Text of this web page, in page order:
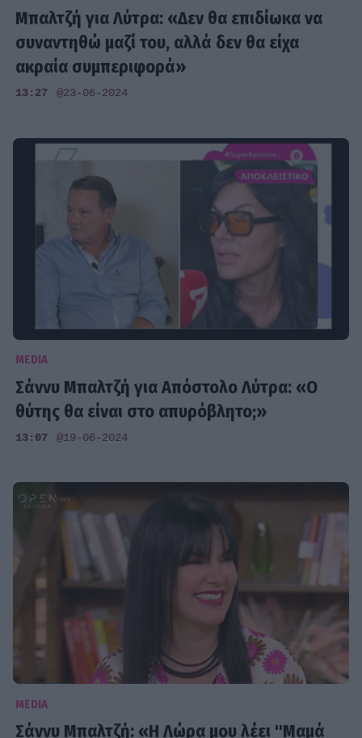
Μπαλτζή για Λύτρα: «Δεν θα επιδίωκα να
συναντηθώ μαζί του, αλλά δεν θα είχα
ακραία συμπεριφορά»
13:27 @23-06-2024
MEDIA
Σάννυ Μπαλτζή για Απόστολο Λύτρα: «Ο
θύτης θα είναι στο απυρόβλητο;»
13:07 @19-06-2024
MEDIA
Σάννυ Μπαλτζή: «Η Λώρα μου λέει ''Μαμά